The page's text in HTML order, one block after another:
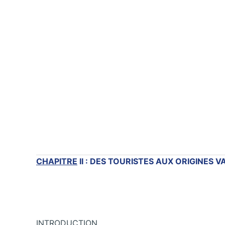
CHAPITRE II : DES TOURISTES AUX ORIGINES
INTRODUCTION